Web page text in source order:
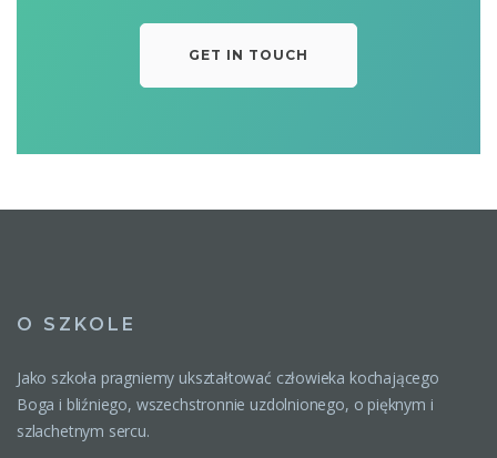
GET IN TOUCH
O SZKOLE
Jako szkoła pragniemy ukształtować człowieka kochającego
Boga i bliźniego, wszechstronnie uzdolnionego, o pięknym i
szlachetnym sercu.